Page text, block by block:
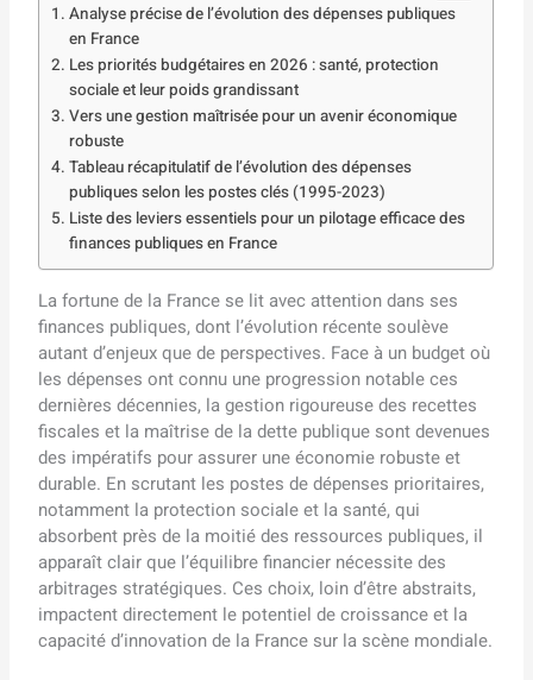
Analyse précise de l’évolution des dépenses publiques
en France
Les priorités budgétaires en 2026 : santé, protection
sociale et leur poids grandissant
Vers une gestion maîtrisée pour un avenir économique
robuste
Tableau récapitulatif de l’évolution des dépenses
publiques selon les postes clés (1995-2023)
Liste des leviers essentiels pour un pilotage efficace des
finances publiques en France
La fortune de la France se lit avec attention dans ses
finances publiques, dont l’évolution récente soulève
autant d’enjeux que de perspectives. Face à un budget où
les dépenses ont connu une progression notable ces
dernières décennies, la gestion rigoureuse des recettes
fiscales et la maîtrise de la dette publique sont devenues
des impératifs pour assurer une économie robuste et
durable. En scrutant les postes de dépenses prioritaires,
notamment la protection sociale et la santé, qui
absorbent près de la moitié des ressources publiques, il
apparaît clair que l’équilibre financier nécessite des
arbitrages stratégiques. Ces choix, loin d’être abstraits,
impactent directement le potentiel de croissance et la
capacité d’innovation de la France sur la scène mondiale.